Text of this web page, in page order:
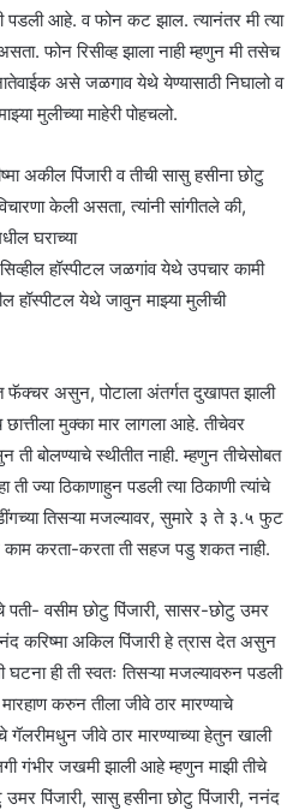
पडली आहे. व फोन कट झाल. त्यानंतर मी त्या
फोन रिसीव्ह झाला नाही म्हणुन मी तसेच
असे जळगाव येथे येण्यासाठी निघालो व
मुलीच्या माहेरी पोहचलो.
अकील पिंजारी व तीची सासु हसीना छोटु
केली असता, त्यांनी सांगीतले की,
घराच्या
हॉस्पीटल जळगांव येथे उपचार कामी
येथे जावुन माझ्या मुलीची
फॅक्चर असुन, पोटाला अंतर्गत दुखापत झाली
मुक्का मार लागला आहे. तीचेवर
ती बोलण्याचे स्थीतीत नाही. म्हणुन तीचेसोबत
ती ज्या ठिकाणाहुन पडली त्या ठिकाणी त्यांचे
तिसऱ्या मजल्यावर, सुमारे ३ ते ३.५ फुट
काम करता-करता ती सहज पडु शकत नाही.
पती- वसीम छोटु पिंजारी, सासर-छोटु उमर
करिष्मा अकिल पिंजारी हे त्रास देत असुन
ही ती स्वतः तिसऱ्या मजल्यावरुन पडली
करुन तीला जीवे ठार मारण्याचे
गॅलरीमधुन जीवे ठार मारण्याच्या हेतुन खाली
गंभीर जखमी झाली आहे म्हणुन माझी तीचे
उमर पिंजारी, सासु हसीना छोटु पिंजारी, ननंद